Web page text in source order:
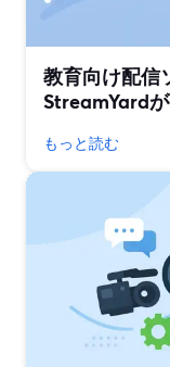
教育向け配信
StreamYard
もっと読む